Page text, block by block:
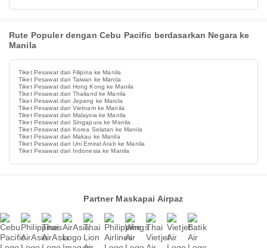
Rute Populer dengan Cebu Pacific berdasarkan Negara ke
Manila
Tiket Pesawat dari Filipina ke Manila
Tiket Pesawat dari Taiwan ke Manila
Tiket Pesawat dari Hong Kong ke Manila
Tiket Pesawat dari Thailand ke Manila
Tiket Pesawat dari Jepang ke Manila
Tiket Pesawat dari Vietnam ke Manila
Tiket Pesawat dari Malaysia ke Manila
Tiket Pesawat dari Singapura ke Manila
Tiket Pesawat dari Korea Selatan ke Manila
Tiket Pesawat dari Makau ke Manila
Tiket Pesawat dari Uni Emirat Arab ke Manila
Tiket Pesawat dari Indonesia ke Manila
Partner Maskapai Airpaz